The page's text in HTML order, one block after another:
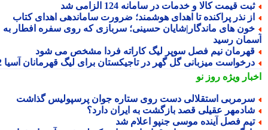
قیمت کالا و خدمات در سامانه 124 الزامی شد
نذر پراکنده تا اهدای هوشمند؛ ضرورت ساماندهی اهدای کتاب
های ماندگار|شایان حسینی؛ سربازی که روی سفره افطار به
رسید
نیم فصل سوپر لیگ کاراته فردا مشخص می شود
میزبانی گل گهر در تاجیکستان برای لیگ قهرمانان آسیا 2
ویژهروز نو
استقلالی دست روی ستاره جوان پرسپولیس گذاشت
عقیلی قصد بازگشت به ایران دارد؟
فصل آینده موسی جنپو اعلام شد